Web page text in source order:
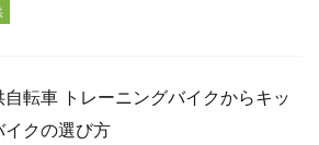
自転車 トレーニングバイクからキッ
イクの選び方